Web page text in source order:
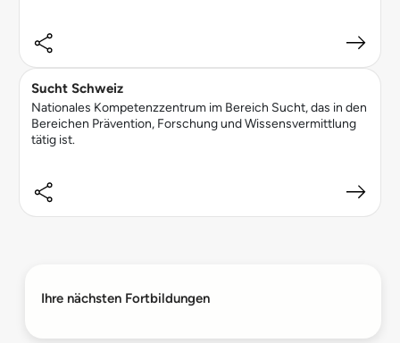
Sucht Schweiz
Nationales Kompetenzzentrum im Bereich Sucht, das in den
Bereichen Prävention, Forschung und Wissensvermittlung
tätig ist.
Ihre nächsten Fortbildungen